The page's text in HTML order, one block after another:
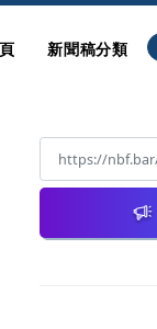
新聞稿分類